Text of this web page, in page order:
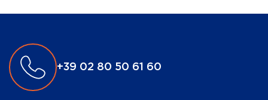
+39 02 80 50 61 60